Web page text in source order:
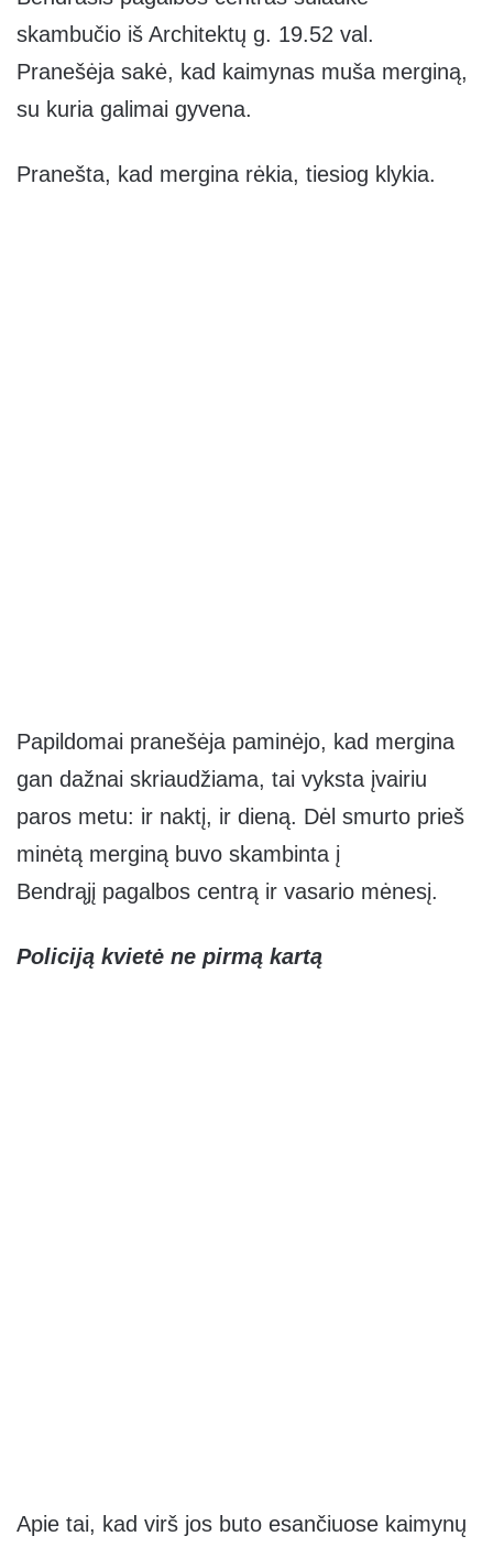
skambučio iš Architektų g. 19.52 val.
Pranešėja sakė, kad kaimynas muša merginą,
su kuria galimai gyvena.
Pranešta, kad mergina rėkia, tiesiog klykia.
Papildomai pranešėja paminėjo, kad mergina
gan dažnai skriaudžiama, tai vyksta įvairiu
paros metu: ir naktį, ir dieną. Dėl smurto prieš
minėtą merginą buvo skambinta į
Bendrąjį pagalbos centrą ir vasario mėnesį.
Policiją kvietė ne pirmą kartą
Apie tai, kad virš jos buto esančiuose kaimynų